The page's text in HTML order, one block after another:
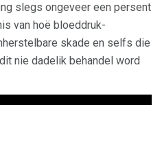
slegs ongeveer een persent
van hoë bloeddruk-
skade en selfs die
nie dadelik behandel word